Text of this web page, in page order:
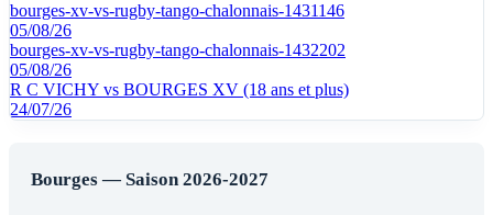
bourges-xv-vs-rugby-tango-chalonnais-1431146
05/08/26
bourges-xv-vs-rugby-tango-chalonnais-1432202
05/08/26
R C VICHY vs BOURGES XV (18 ans et plus)
24/07/26
Bourges — Saison 2026-2027